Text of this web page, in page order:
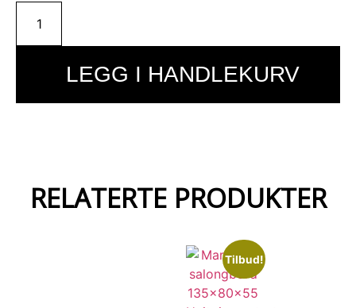
LEGG I HANDLEKURV
RELATERTE PRODUKTER
Tilbud!